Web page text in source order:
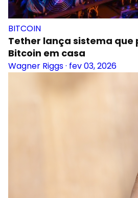
BITCOIN
Tether lança sistema
Bitcoin em casa
Wagner Riggs· fev 03, 2026